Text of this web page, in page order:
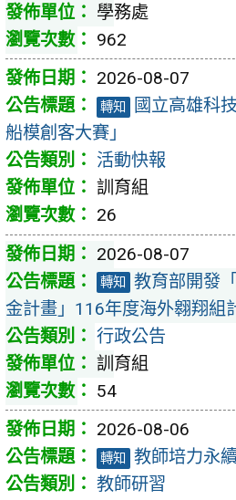
學務處
962
2026-08-07
轉知
國立高雄科
船模創客大賽」
活動快報
訓育組
26
2026-08-07
轉知
教育部開發
金計畫」116年度海外翱翔組
行政公告
訓育組
54
2026-08-06
轉知
教師培力永
教師研習